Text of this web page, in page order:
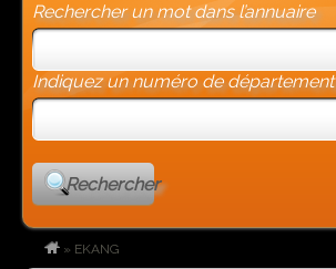
Rechercher un mot dans l’annuaire
Indiquez un numéro de département
Rechercher
» EKANG